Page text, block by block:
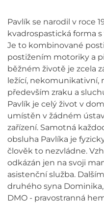
Pavlík se narodil v roce
kvadrospastická forma
Je to kombinované
postižením motoriky a
běžném životě je zcela
ležící, nekomunikativní,
především zraku a
Pavlík je celý život v
umístěn v žádném
zařízení. Samotná
obsluha Pavlíka je
člověk to nezvládne.
odkázán jen na svoji
asistenční služba.
druhého syna
DMO - pravostranná